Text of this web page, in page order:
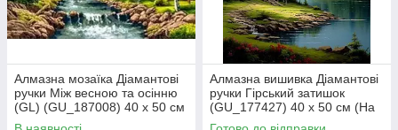
Алмазна мозаїка Діамантові
ручки Між весною та осінню
(GL) (GU_187008) 40 х 50 см
(На підрамнику)
Алмазна вишивка Діамантові
ручки Гірський затишок
(GU_177427) 40 х 50 см (На
підрамнику)